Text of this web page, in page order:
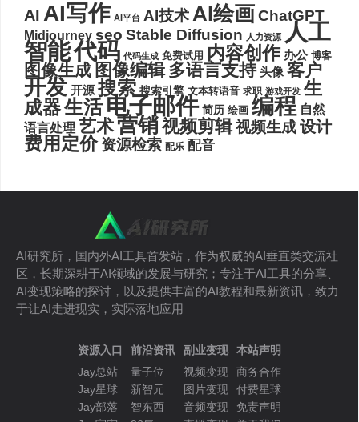
AI AI写作 AI平台 AI技术AI绘画ChatGPT
Midjourney seo Stable Diffusion 人力资源 人工
智能代码 代码生成 免费试用 内容创作 办公 博客
图像生成 图像编辑 多语言支持 头像 客户
开发 开源 搜索 搜索引擎 文本转语音 求职 游戏开发 生
成器生活电子邮件 简历 绘画 编程 自然
语言处理 艺术营销视频剪辑视频生成设计
费用定价 资源检索 配乐 配音
AI研究所，国内外AI工具首发站，作为权威的AI垂直类交流社
区，长期深耕于AI领域的发展与研究；专注于AI工具的分享、
AI变现策略的探讨，以及提供丰富的AI教程和最新资讯，致力
于让AI走进现实，实际落地应用
资源入口
Jay总站
Jay星球
Jay部落
前沿资讯
量子位
新智元
智东西
副业变现
视频变现
图片变现
音频变现
本站声明
商务合作
付费星球
免责声明